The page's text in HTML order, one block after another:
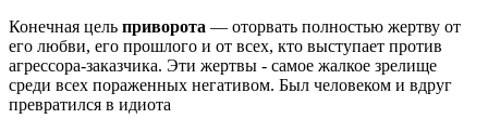
Конечная цель приворота — оторвать полностью жертву от
его любви, его прошлого и от всех, кто выступает против
агрессора-заказчика. Эти жертвы - самое жалкое зрелище
среди всех пораженных негативом. Был человеком и вдруг
превратился в идиота